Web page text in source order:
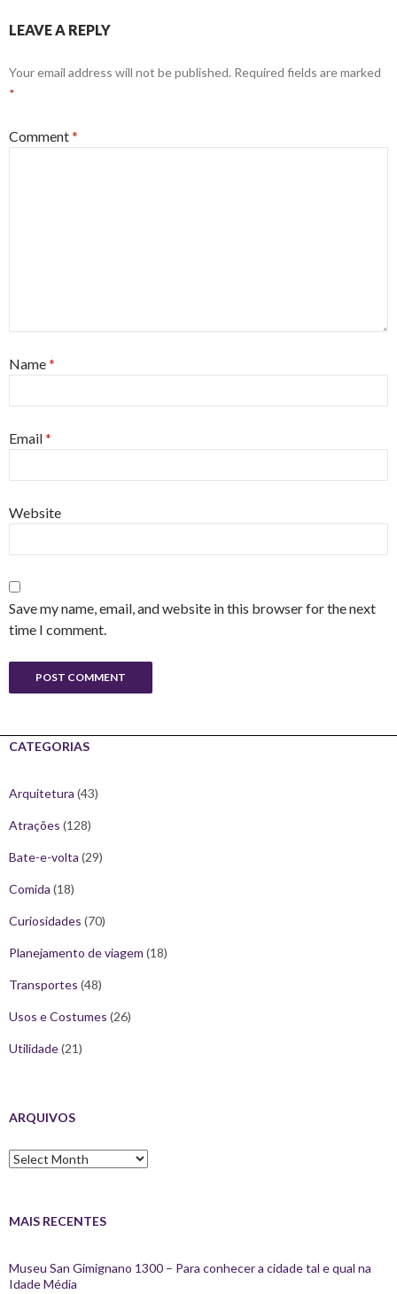
LEAVE A REPLY
Your email address will not be published. Required fields are marked
*
Comment*
Name*
Email*
Website
Save my name, email, and website in this browser for the next
time I comment.
CATEGORIAS
Arquitetura (43)
Atrações (128)
Bate-e-volta (29)
Comida (18)
Curiosidades (70)
Planejamento de viagem (18)
Transportes (48)
Usos e Costumes (26)
Utilidade(21)
ARQUIVOS
Arquivos
MAIS RECENTES
Museu San Gimignano 1300 – Para conhecer a cidade tal e qual na
Idade Média